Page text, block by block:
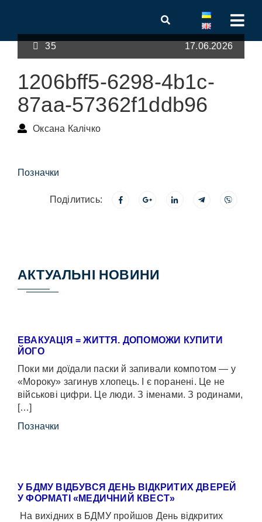
35 17.06.2026
1206bff5-6298-4b1c-
87aa-57362f1ddb96
Оксана Калічко
Позначки
Поділитись:
АКТУАЛЬНІ НОВИНИ
ЕВАКУАЦІЯ = ЖИТТЯ. ДОПОМОЖИ КУПИТИ
ЙОГО
Поки ми доїдали паски й запивали компотом — у
«Мороку» загинув хлопець. І є поранені. Це не
військові цифри. Це люди. З іменами. З родинами,
[…]
Позначки
У БДМУ ВІДБУВСЯ ДЕНЬ ВІДКРИТИХ ДВЕРЕЙ
У ФОРМАТІ «МЕДИЧНИЙ КВЕСТ»
На вихідних в БДМУ пройшов День відкритих